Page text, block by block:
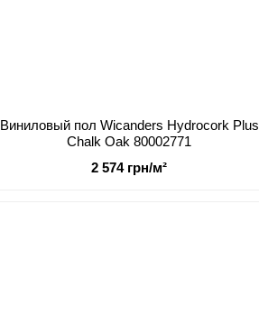
Виниловый пол Wicanders Hydrocork Plus
Chalk Oak 80002771
2 574 грн/м²